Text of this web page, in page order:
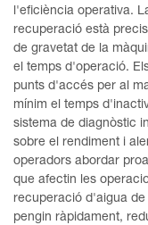
l'eficiència operativa.
recuperació està
de gravetat de la
el temps d'operació.
punts d'accés per al
mínim el temps
sistema de diagnòstic
sobre el rendiment i
operadors abordar
que afectin les
recuperació d'aigua de
pengin ràpidament,